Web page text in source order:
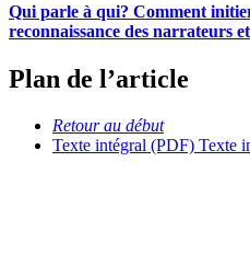
Qui parle à qui? Comment
reconnaissance des narrateurs
Plan de l’article
Retour au début
Texte intégral (PDF) Texte